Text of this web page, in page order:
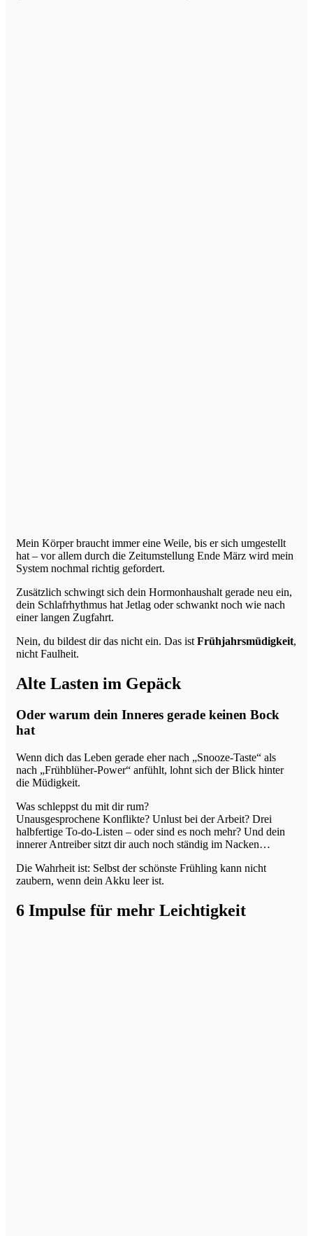
Mein Körper braucht immer eine Weile, bis er sich umgestellt
hat – vor allem durch die Zeitumstellung Ende März wird mein
System nochmal richtig gefordert.
Zusätzlich schwingt sich dein Hormonhaushalt gerade neu ein,
dein Schlafrhythmus hat Jetlag oder schwankt noch wie nach
einer langen Zugfahrt.
Nein, du bildest dir das nicht ein. Das ist Frühjahrsmüdigkeit,
nicht Faulheit.
Alte Lasten im Gepäck
Oder warum dein Inneres gerade keinen Bock
hat
Wenn dich das Leben gerade eher nach „Snooze-Taste“ als
nach „Frühblüher-Power“ anfühlt, lohnt sich der Blick hinter
die Müdigkeit.
Was schleppst du mit dir rum?
Unausgesprochene Konflikte? Unlust bei der Arbeit? Drei
halbfertige To-do-Listen – oder sind es noch mehr? Und dein
innerer Antreiber sitzt dir auch noch ständig im Nacken…
Die Wahrheit ist: Selbst der schönste Frühling kann nicht
zaubern, wenn dein Akku leer ist.
6 Impulse für mehr Leichtigkeit